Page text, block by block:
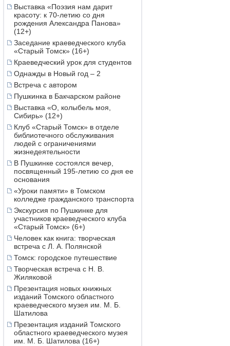
Выставка «Поэзия нам дарит
красоту: к 70-летию со дня
рождения Александра Панова»
(12+)
Заседание краеведческого клуба
«Старый Томск» (16+)
Краеведческий урок для студентов
Однажды в Новый год – 2
Встреча с автором
Пушкинка в Бакчарском районе
Выставка «О, колыбель моя,
Сибирь» (12+)
Клуб «Старый Томск» в отделе
библиотечного обслуживания
людей с ограничениями
жизнедеятельности
В Пушкинке состоялся вечер,
посвященный 195-летию со дня ее
основания
«Уроки памяти» в Томском
колледже гражданского транспорта
Экскурсия по Пушкинке для
участников краеведческого клуба
«Старый Томск» (6+)
Человек как книга: творческая
встреча с Л. А. Полянской
Томск: городское путешествие
Творческая встреча с Н. В.
Жиляковой
Презентация новых книжных
изданий Томского областного
краеведческого музея им. М. Б.
Шатилова
Презентация изданий Томского
областного краеведческого музея
им. М. Б. Шатилова (16+)